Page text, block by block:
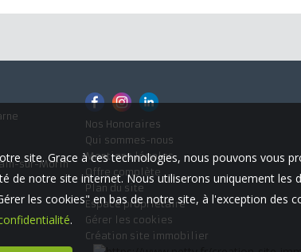
sur-Morin
Nos Honoraires
Qui sommes-nous
Mentions légales
Offre complète
Plan du site
Espace propriétaire
Gérer les cookies
Création site immobilier
site. Grace à ces technologies, nous pouvons vous
de notre site internet. Nous utiliserons uniquement les
les cookies" en bas de notre site, à l'exception des
.